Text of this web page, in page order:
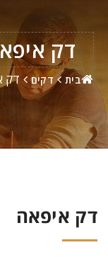
דק
בית דקים דק
דק איפאה